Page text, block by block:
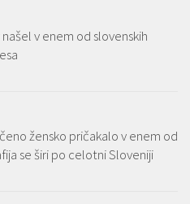
v enem od slovenskih
žensko pričakalo v enem od
se širi po celotni Sloveniji